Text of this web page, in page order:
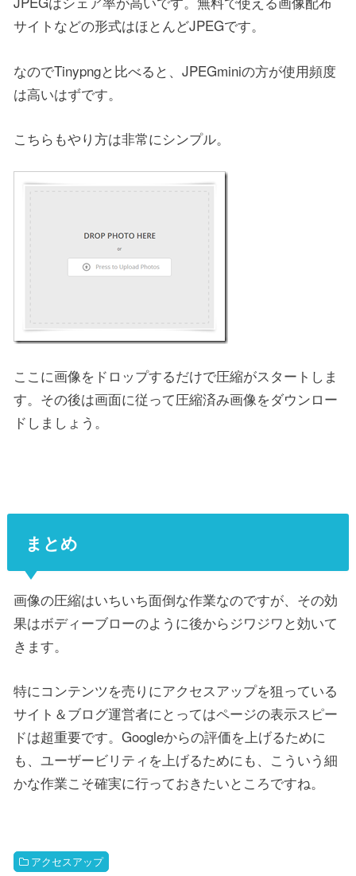
サイトなどの形式はほとんどJPEGです。
なのでTinypngと比べると、JPEGminiの方が使用頻度
は高いはずです。
こちらもやり方は非常にシンプル。
ここに画像をドロップするだけで圧縮がスタートしま
す。その後は画面に従って圧縮済み画像をダウンロー
ドしましょう。
まとめ
画像の圧縮はいちいち面倒な作業なのですが、その効
果はボディーブローのように後からジワジワと効いて
きます。
特にコンテンツを売りにアクセスアップを狙っている
サイト＆ブログ運営者にとってはページの表示スピー
ドは超重要です。Googleからの評価を上げるために
も、ユーザービリティを上げるためにも、こういう細
かな作業こそ確実に行っておきたいところですね。
アクセスアップ